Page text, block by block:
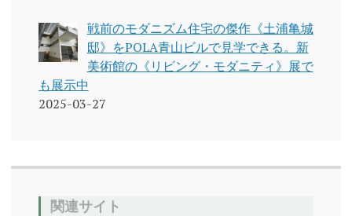
戦前のモダニズム住宅の傑作《土浦亀城
邸》をPOLA青山ビルで見学できる。新
美術館の《リビング・モダニティ》展で
も展示中
2025-03-27
関連サイト